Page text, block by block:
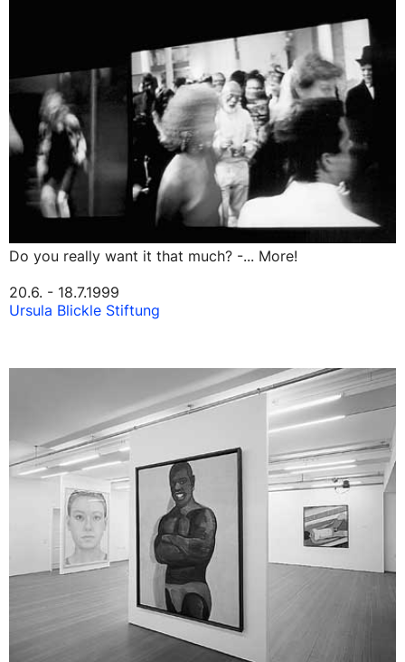
Do you really want it that much? -... More!
20.6. - 18.7.1999
Ursula Blickle Stiftung